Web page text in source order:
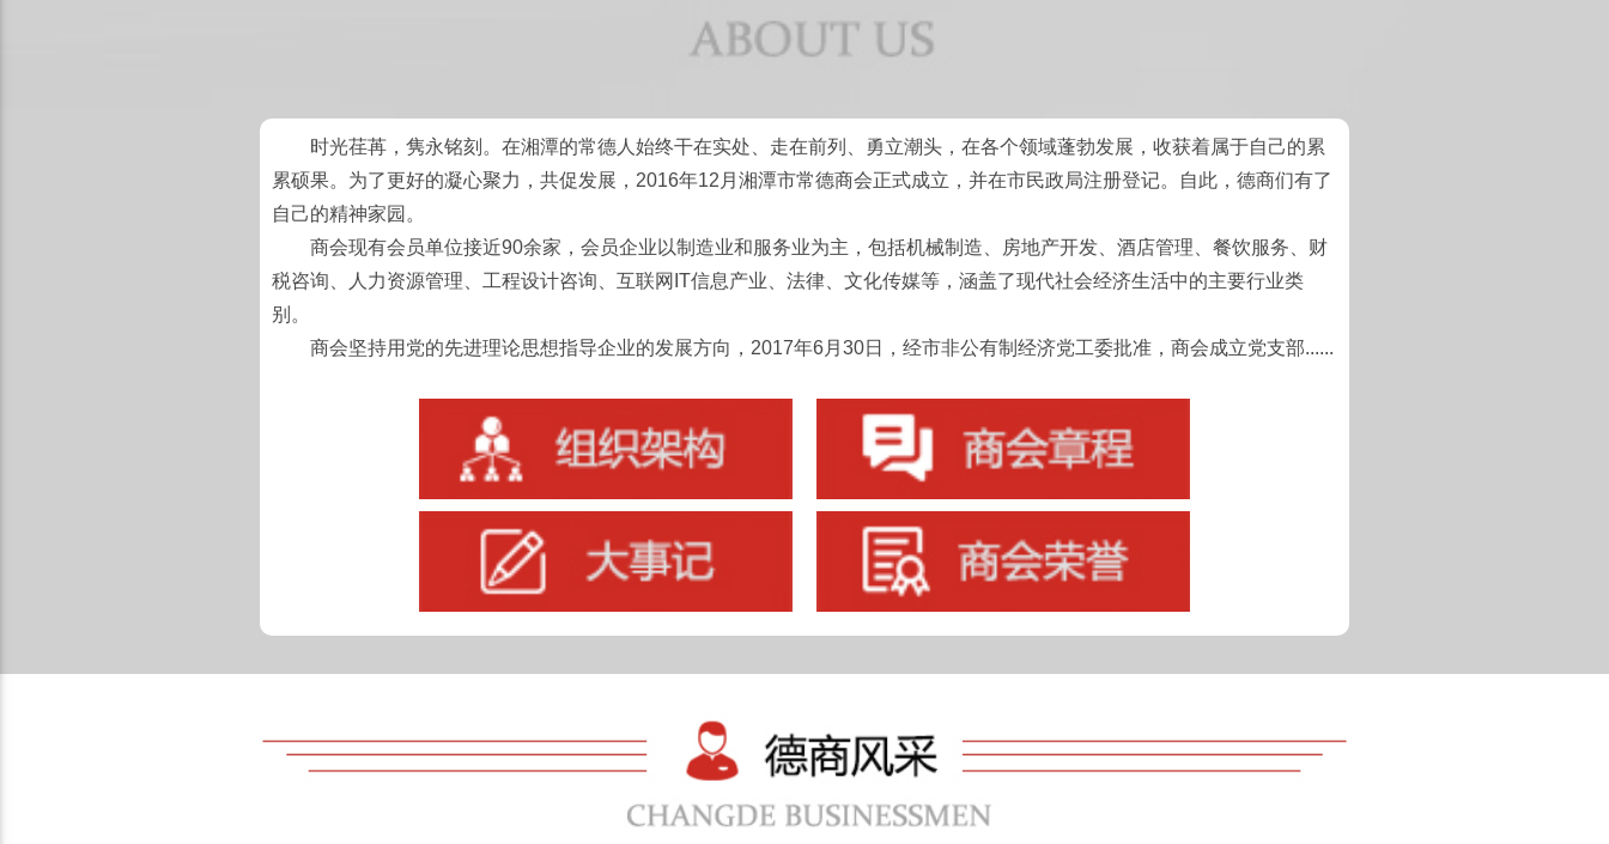
时光荏苒，隽永铭刻。在湘潭的常德人始终干在实处、走在前列、勇立潮头，在各个领域蓬勃发展，收获着属于自己的累
累硕果。为了更好的凝心聚力，共促发展，2016年12月湘潭市常德商会正式成立，并在市民政局注册登记。自此，德商们有了
自己的精神家园。
商会现有会员单位接近90余家，会员企业以制造业和服务业为主，包括机械制造、房地产开发、酒店管理、餐饮服务、财
税咨询、人力资源管理、工程设计咨询、互联网IT信息产业、法律、文化传媒等，涵盖了现代社会经济生活中的主要行业类
别。
商会坚持用党的先进理论思想指导企业的发展方向，2017年6月30日，经市非公有制经济党工委批准，商会成立党支部......